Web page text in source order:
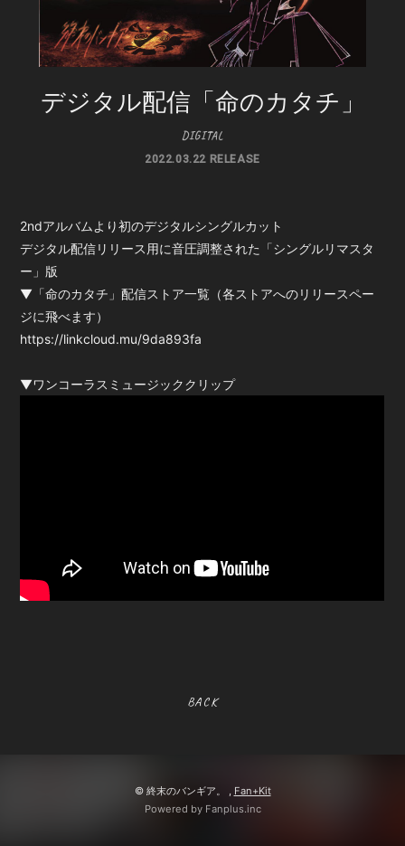
Pixiv
ONLINE SHOP
BOOTH SHOP
BBS
入会したら
会員登録
デジタル配信「命のカタチ」
DIGITAL
2022.03.22 RELEASE
2ndアルバムより初のデジタルシングルカット
デジタル配信リリース用に音圧調整された「シングルリマスタ
ー」版
▼「命のカタチ」配信ストア一覧（各ストアへのリリースペー
ジに飛べます）
https://linkcloud.mu/9da893fa
▼ワンコーラスミュージッククリップ
BACK
© 終末のバンギア。 , Fan+Kit
Powered by Fanplus.inc